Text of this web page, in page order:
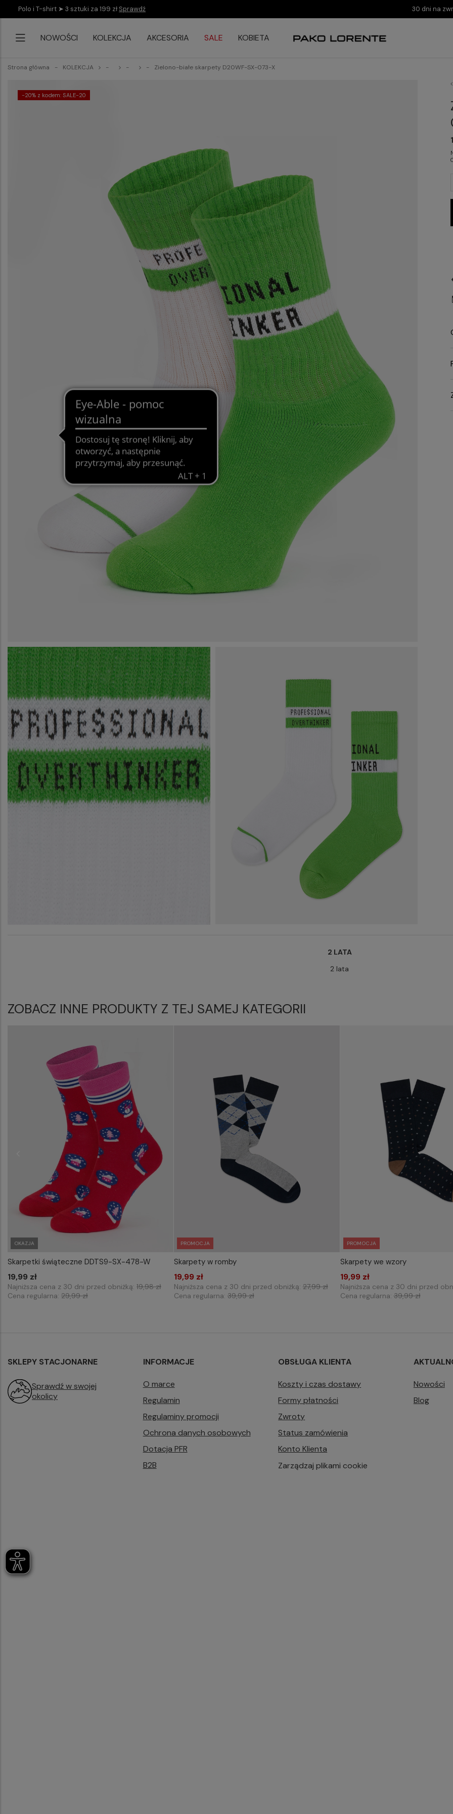
Polo i T-shirt ➤ 3 sztuki za 199 zł Sprawdź 30 dni na
NOWOŚCI KOLEKCJA AKCESORIA SALE KOBIETA
Strona główna KOLEKCJA Zielono-białe skarpety D20WF-SX-073-X
-20% z kodem: SALE-20
2 LATA
2 lata
ZOBACZ INNE PRODUKTY Z TEJ SAMEJ KATEGORII
OKAZJA
WYBIERZ ROZMIAR DO KOSZYKA
Skarpetki świąteczne DDTS9-SX-478-W
19,99 zł
Najniższa cena z 30 dni przed obniżką: 19,98 zł
Cena regularna: 29,99 zł
PROMOCJA
WYBIERZ ROZMIAR DO KOSZYKA
Skarpety w romby
19,99 zł
Najniższa cena z 30 dni przed obniżką: 27,99 zł
Cena regularna: 39,99 zł
PROMOCJA
WYBIERZ ROZMIAR DO
Skarpety we wzory
19,99 zł
Najniższa cena z 30 dni przed
Cena regularna:39,99 zł
SKLEPY STACJONARNE
Sprawdź w swojej
okolicy
INFORMACJE
O marce
Regulamin
Regulaminy promocji
Ochrona danych osobowych
Dotacja PFR
B2B
OBSŁUGA KLIENTA
Koszty i czas dostawy
Formy płatności
Zwroty
Status zamówienia
Konto Klienta
Zarządzaj plikami cookie
Nowości
Blog